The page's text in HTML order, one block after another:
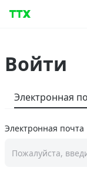
Войти
Электронная
Электронная почта
Пожалуйста,